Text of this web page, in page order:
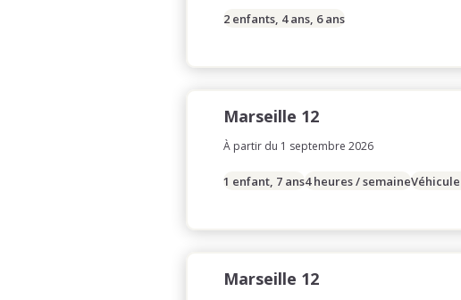
2 enfants, 4 ans, 6 ans
Marseille 12
À partir du 1 septembre 2026
1 enfant, 7 ans4 heures / semaine
Marseille 12